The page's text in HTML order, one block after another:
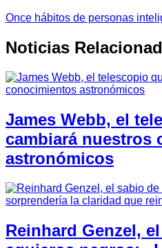
Once hábitos de personas
Noticias
James Webb, el
cambiará nuestros
astronómicos
Reinhard Genzel,